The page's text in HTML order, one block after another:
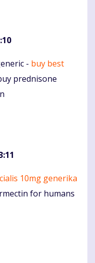
- buy best
prednisone
cialis 10mg generika
for humans